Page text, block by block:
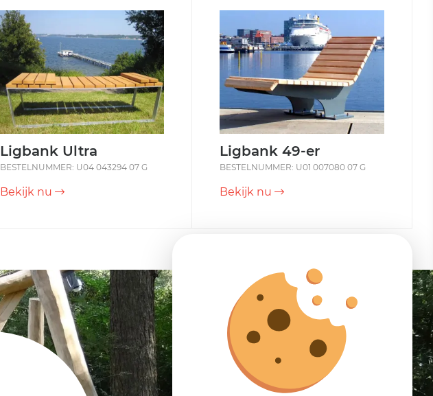
Ligbank Ultra
BESTELNUMMER: U04 043294 07 G
Bekijk nu
Ligbank 49-er
BESTELNUMMER: U01 007080 07 G
Bekijk nu